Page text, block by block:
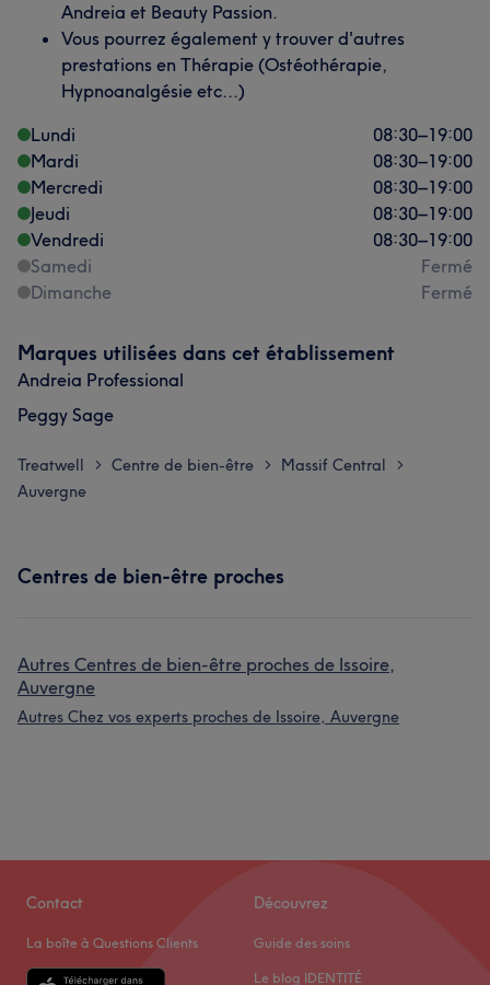
Andreia et Beauty Passion.
Vous pourrez également y trouver d'autres
prestations en Thérapie (Ostéothérapie,
Hypnoanalgésie etc...)
Lundi
08:30–19:00
Mardi
08:30–19:00
Mercredi
08:30–19:00
Jeudi
08:30–19:00
Vendredi
08:30–19:00
Samedi
Fermé
Dimanche
Fermé
Marques utilisées dans cet établissement
Andreia Professional
Peggy Sage
Treatwell > Centre de bien-être > Massif Central >
Auvergne
Centres de bien-être proches
Autres Centres de bien-être proches de Issoire,
Auvergne
Autres Chez vos experts proches de Issoire, Auvergne
Contact
La boîte à Questions Clients
Découvrez
Guide des soins
Le blog IDENTITÉ